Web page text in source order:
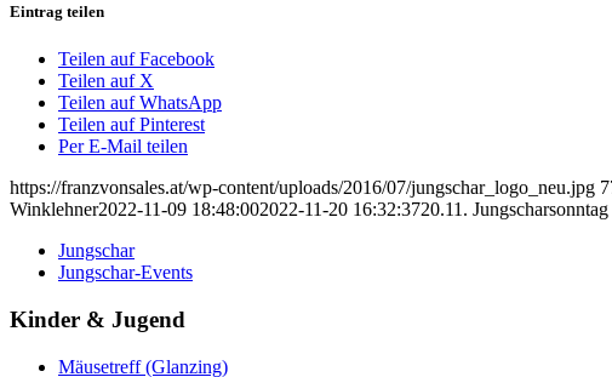
Eintrag teilen
Teilen auf Facebook
Teilen auf X
Teilen auf WhatsApp
Teilen auf Pinterest
Per E-Mail teilen
https://franzvonsales.at/wp-content/uploads/2016/07/jungschar_logo_neu.jpg
Winklehner2022-11-09 18:48:002022-11-20 16:32:3720.11.
Jungschar
Jungschar-Events
Kinder & Jugend
Mäusetreff (Glanzing)